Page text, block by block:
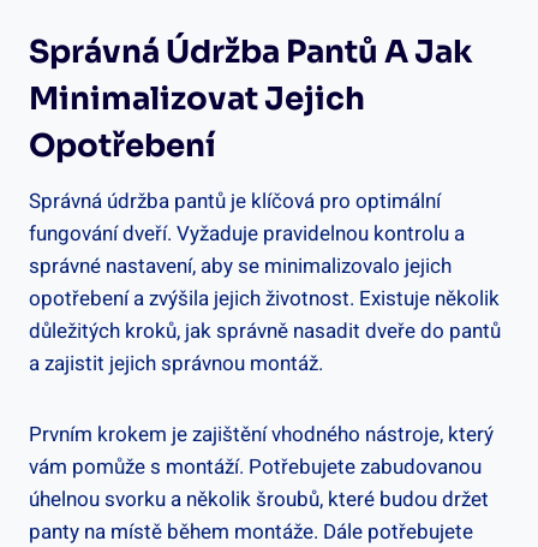
Správná Údržba Pantů A Jak
Minimalizovat Jejich
Opotřebení
Správná údržba pantů je klíčová pro optimální
fungování dveří. Vyžaduje pravidelnou kontrolu a
správné nastavení, aby se minimalizovalo jejich
opotřebení a zvýšila jejich životnost. Existuje několik
důležitých kroků, jak správně nasadit dveře do pantů
a zajistit jejich správnou montáž.
Prvním krokem je zajištění vhodného nástroje, který
vám pomůže s montáží. Potřebujete zabudovanou
úhelnou svorku a několik šroubů, které budou držet
panty na místě během montáže. Dále potřebujete